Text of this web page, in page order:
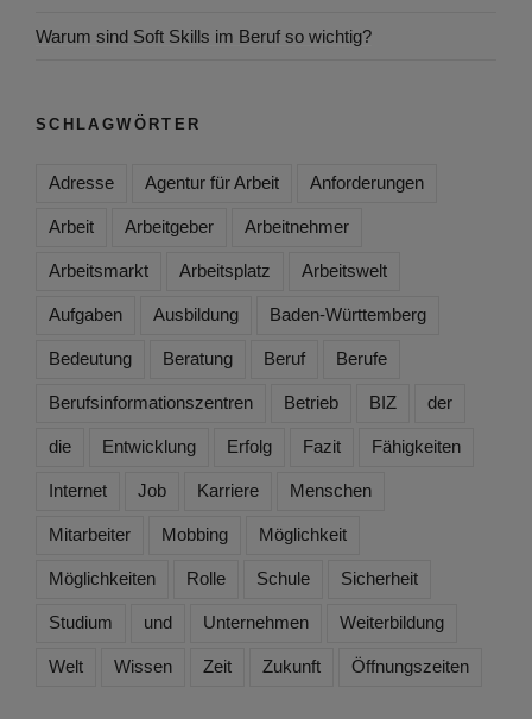
Warum sind Soft Skills im Beruf so wichtig?
SCHLAGWÖRTER
Adresse Agentur für Arbeit Anforderungen
Arbeit Arbeitgeber Arbeitnehmer
Arbeitsmarkt Arbeitsplatz Arbeitswelt
Aufgaben Ausbildung Baden-Württemberg
Bedeutung Beratung Beruf Berufe
Berufsinformationszentren Betrieb BIZ der
die Entwicklung Erfolg Fazit Fähigkeiten
Internet Job Karriere Menschen
Mitarbeiter Mobbing Möglichkeit
Möglichkeiten Rolle Schule Sicherheit
Studium und Unternehmen Weiterbildung
Welt Wissen Zeit Zukunft Öffnungszeiten